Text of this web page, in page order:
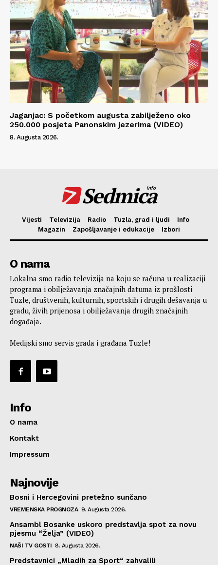
Jaganjac: S početkom augusta zabilježeno oko
250.000 posjeta Panonskim jezerima (VIDEO)
8. Augusta 2026.
Sedmica
info
Vijesti Televizija Radio Tuzla, grad i ljudi
Info
Magazin
Zapošljavanje i edukacije Izbori
O nama
Lokalna smo radio televizija na koju se računa u realizaciji
programa i obilježavanja značajnih datuma iz prošlosti
Tuzle, društvenih, kulturnih, sportskih i drugih dešavanja u
gradu, živih prijenosa i obilježavanja drugih značajnih
događaja.
Medijski smo servis grada i građana Tuzle!
Info
O nama
Kontakt
Impressum
Najnovije
Bosni i Hercegovini pretežno sunčano
VREMENSKA PROGNOZA 9. Augusta 2026.
Ansambl Bosanke uskoro predstavlja spot za novu
pjesmu “Želja” (VIDEO)
NAŠI TV GOSTI 8. Augusta 2026.
Predstavnici „Mladih za Sport“ zahvalili